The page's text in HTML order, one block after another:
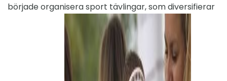
började organisera sport tävlingar, som diversifierar